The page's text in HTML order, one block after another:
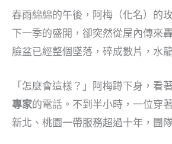
春雨綿綿的午後，阿梅（化名）的
下一季的盛開，卻突然從屋內傳來
臉盆已經整個墜落，碎成數片，水
「怎麼會這樣？」阿梅蹲下身，
專家的電話。不到半小時，一位穿
新北、桃園一帶服務超過十年，團